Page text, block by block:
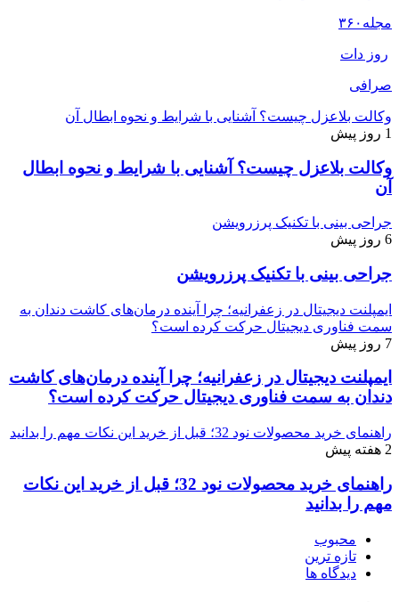
مجله ۳۶۰
روز دات
صرافی
وکالت بلاعزل چیست؟ آشنایی با شرایط و نحوه ابطال آن
1 روز پیش
وکالت بلاعزل چیست؟ آشنایی با شرایط و نحوه ابطال
آن
جراحی بینی با تکنیک پرزرویشن
6 روز پیش
جراحی بینی با تکنیک پرزرویشن
ایمپلنت دیجیتال در زعفرانیه؛ چرا آینده درمان‌های کاشت دندان به
سمت فناوری دیجیتال حرکت کرده است؟
7 روز پیش
ایمپلنت دیجیتال در زعفرانیه؛ چرا آینده درمان‌های کاشت
دندان به سمت فناوری دیجیتال حرکت کرده است؟
راهنمای خرید محصولات نود 32؛ قبل از خرید این نکات مهم را بدانید
2 هفته پیش
راهنمای خرید محصولات نود 32؛ قبل از خرید این نکات
مهم را بدانید
محبوب
تازه ترین
دیدگاه ها